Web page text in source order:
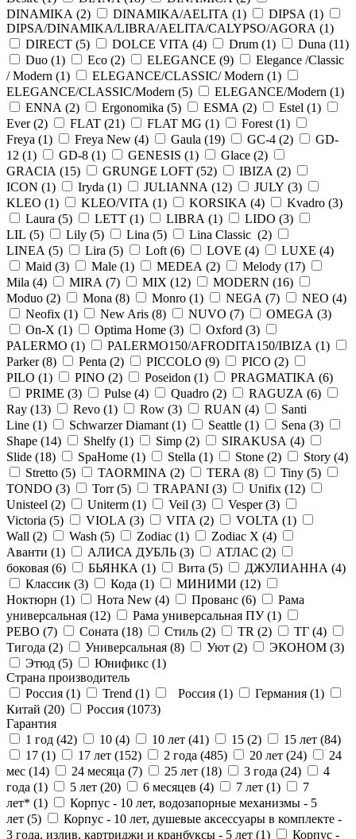
DINAMIKA (2) DINAMIKA/AELITA (1) DIPSA (1)
DIPSA/DINAMIKA/LIBRA/AELITA/CALYPSO/AGORA (1)
DIRECT (5) DOLCE VITA (4) Drum (1) Duna (11)
Duo (1) Eco (2) ELEGANCE (9)
Elegance /Classic
/ Modern (1) ELEGANCE/CLASSIC/ Modern (1)
ELEGANCE/CLASSIC/Modern (5) ELEGANCE/Modern (1)
ENNA (2) Ergonomika (5) ESMA (2) Estel (1)
Ever (2) FLAT (21) FLAT MG (1) Forest (1)
Freya (1) Freya New (4) Gaula (19) GC-4 (2)
GD-
12 (1) GD-8 (1) GENESIS (1) Glace (2)
GRACIA (15) GRUNGE LOFT (52) IBIZA (2)
ICON (1) Iryda (1) JULIANNA (12) JULY (3)
KLEO (1) KLEO/VITA (1) KORSIKA (4) Kvadro (3)
Laura (5) LETT (1) LIBRA (1) LIDO (3)
LIL (5) Lily (5) Lina (5) Lina Classic (2)
LINEA (5) Lira (5) Loft (6) LOVE (4) LUXE (4)
Maid (3) Male (1) MEDEA (2) Melody (17)
Mila (4) MIRA (7) MIX (12) MODERN (16)
Moduo (2) Mona (8) Monro (1) NEGA (7) NEO (4)
Neofix (1) New Aris (8) NUVO (7) OMEGA (3)
On-X (1) Optima Home (3) Oxford (3)
PALERMO (1) PALERMO150/AFRODITA150/IBIZA (1)
Parker (8) Penta (2) PICCOLO (9) PICO (2)
PILO (1) PINO (2) Poseidon (1) PRAGMATIKA (6)
PRIME (3) Pulse (4) Quadro (2) RAGUZA (6)
Ray (13) Revo (1) Row (3) RUAN (4)
Santi
Line (1) Schwarzer Diamant (1) Seattle (1) Sena (3)
Shape (14) Shelfy (1) Simp (2) SIRAKUSA (4)
Slide (18) SpaHome (1) Stella (1) Stone (2) Story (4)
Stretto (5) TAORMINA (2) TERA (8) Tiny (5)
TONDO (3) Torr (5) TRAPANI (3) Unifix (12)
Unisteel (2) Uniterm (1) Veil (3) Vesper (3)
Victoria (5) VIOLA (3) VITA (2) VOLTA (1)
Wall (2) Wash (5) Zodiac (1) Zodiac X (4)
Аванти (1) АЛИСА ДУБЛЬ (3) АТЛАС (2)
боковая (6) БЬЯНКА (1) Вита (5) ДЖУЛИАННА (4)
Классик (3) Кода (1) МИНИМИ (12)
Ноктюрн (1) Нота New (4) Прованс (6)
Рама
универсальная (12) Рама универсальная ПУ (1)
РЕВО (7) Соната (18) Стиль (2) ТR (2) ТГ (4)
Тигода (2) Универсальная (8) Уют (2) ЭКОНОМ (3)
Этюд (5) Юнификс (1)
Страна производитель
Россия (1) Trend (1) Россия (1) Германия (1)
Китай (20) Россия (1073)
Гарантия
1 год (42) 10 (4) 10 лет (41) 15 (2) 15 лет (84)
17 (1) 17 лет (152) 2 года (485) 20 лет (24)
24
мес (14) 24 месяца (7) 25 лет (18) 3 года (24)
4
года (1) 5 лет (20) 6 месяцев (4) 7 лет (1)
7
лет* (1)
Корпус - 10 лет, водозапорные механизмы - 5
лет (5)
Корпус - 10 лет, душевые аксессуары в комплекте -
3 года, излив, картриджи и кранбуксы - 5 лет (1) Корпус -